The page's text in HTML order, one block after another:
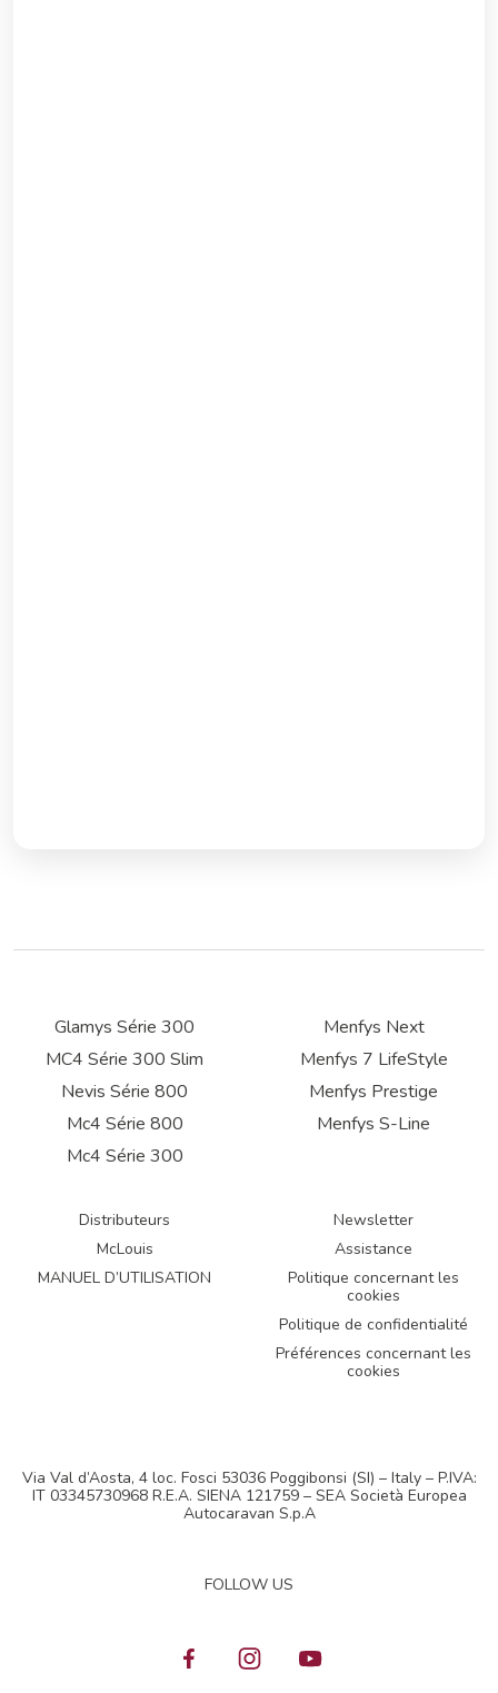
Glamys Série 300
MC4 Série 300 Slim
Nevis Série 800
Mc4 Série 800
Mc4 Série 300
Menfys Next
Menfys 7 LifeStyle
Menfys Prestige
Menfys S-Line
Distributeurs
McLouis
MANUEL D’UTILISATION
Newsletter
Assistance
Politique concernant les
cookies
Politique de confidentialité
Préférences concernant les
cookies
Via Val d’Aosta, 4 loc. Fosci 53036 Poggibonsi (SI) – Italy – P.IVA:
IT 03345730968 R.E.A. SIENA 121759 – SEA Società Europea
Autocaravan S.p.A
FOLLOW US